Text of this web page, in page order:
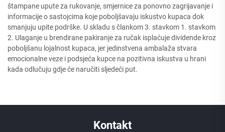
štampane upute za rukovanje, smjernice za ponovno zagrijavanje i
informacije o sastojcima koje poboljšavaju iskustvo kupaca dok
smanjuju upite podrške. U skladu s člankom 3. stavkom 1. stavkom
2. Ulaganje u brendirane pakiranje za ručak isplaćuje dividende kroz
poboljšanu lojalnost kupaca, jer jedinstvena ambalaža stvara
emocionalne veze i podsjeća kupce na pozitivna iskustva u hrani
kada odlučuju gdje će naručiti sljedeći put.
Kontakt